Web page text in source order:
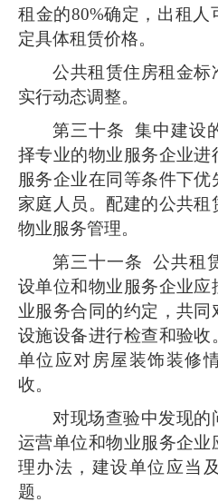
租金的80%确定，出租
定具体租赁价格。
公共租赁住房租金标
实行动态调整。
第三十条 集中建设
择专业的物业服务企业
服务企业在同等条件下
家庭人员。配建的公共
物业服务管理。
第三十一条 公共租
设单位和物业服务企业
业服务合同的约定，共同
设施设备进行检查和验
单位应对房屋装饰装修
收。
对现场查验中发现的
运营单位和物业服务企业
理办法，建设单位应当
题。